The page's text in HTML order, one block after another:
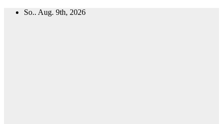
Zum
So.. Aug. 9th, 2026